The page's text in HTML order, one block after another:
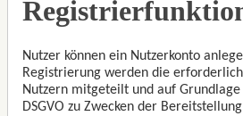
Nutzer können ein Nutzerkonto
Registrierung werden die
Nutzern mitgeteilt und auf
DSGVO zu Zwecken der